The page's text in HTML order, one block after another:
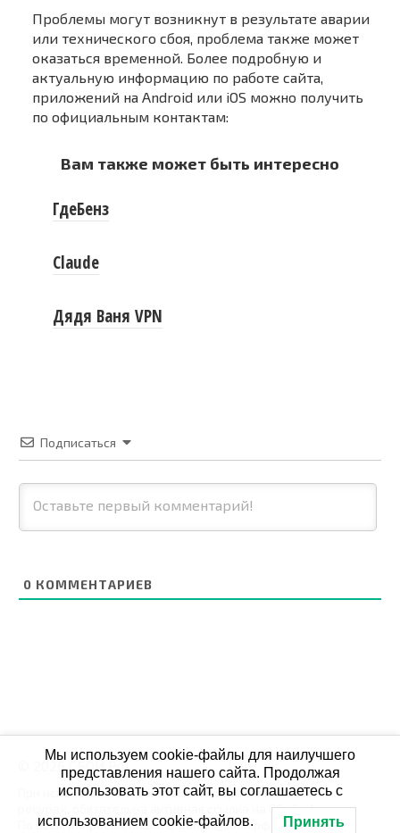
Проблемы могут возникнут в результате аварии
или технического сбоя, проблема также может
оказаться временной. Более подробную и
актуальную информацию по работе сайта,
приложений на Android или iOS можно получить
по официальным контактам:
Вам также может быть интересно
ГдеБенз
Claude
Дядя Ваня VPN
Подписаться
0 КОММЕНТАРИЕВ
© 2026 СБОЙ.РФ
При использовании данных мониторинга на своих
ресурах, обязательна активная ссылка на Сбой.рф
По всем вопросам пишите: admin@сбой.рф
Мы используем cookie-файлы для наилучшего
представления нашего сайта. Продолжая
использовать этот сайт, вы соглашаетесь с
использованием cookie-файлов. Принять